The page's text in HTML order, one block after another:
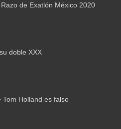
de Exatlón México 2020
doble XXX
Tom Holland es falso